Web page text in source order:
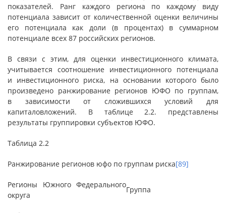
показателей. Ранг каждого региона по каждому виду
потенциала зависит от количественной оценки величины
его потенциала как доли (в процентах) в суммарном
потенциале всех 87 российских регионов.
В связи с этим, для оценки инвестиционного климата,
учитывается соотношение инвестиционного потенциала
и инвестиционного риска, на основании которого было
произведено ранжирование регионов ЮФО по группам,
в зависимости от сложившихся условий для
капиталовложений. В таблице 2.2. представлены
результаты группировки субъектов ЮФО.
Таблица 2.2
Ранжирование регионов юфо по группам риска[89]
Регионы Южного Федерального
округа
Группа